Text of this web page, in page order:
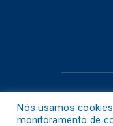
Nós usamos
monitoramento de